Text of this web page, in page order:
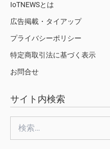
IoTNEWSとは
広告掲載・タイアップ
プライバシーポリシー
特定商取引法に基づく表示
お問合せ
サイト内検索
索: